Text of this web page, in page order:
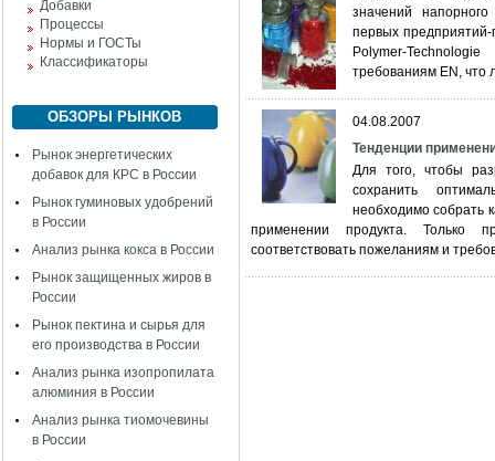
Добавки
Процессы
Нормы и ГОСТы
Классификаторы
ОБЗОРЫ РЫНКОВ
Рынок энергетических
добавок для КРС в России
Рынок гуминовых удобрений
в России
Анализ рынка кокса в России
Рынок защищенных жиров в
России
Рынок пектина и сырья для
его производства в России
Анализ рынка изопропилата
алюминия в России
Анализ рынка тиомочевины
в России
значений
первых
Polymer-
требованиям EN, что
04.08.2007
Тенденции
Для того, чтобы
сохранить
необходимо собрать
применении продукта. Только
соответствовать пожеланиям и